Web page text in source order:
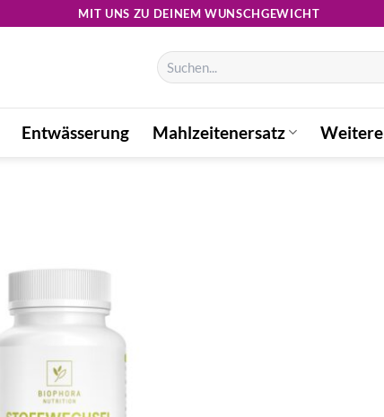
MIT UNS ZU DEINEM WUNSCHGEWICHT
Suchen
nach:
Entwässerung Mahlzeitenersatz Weitere